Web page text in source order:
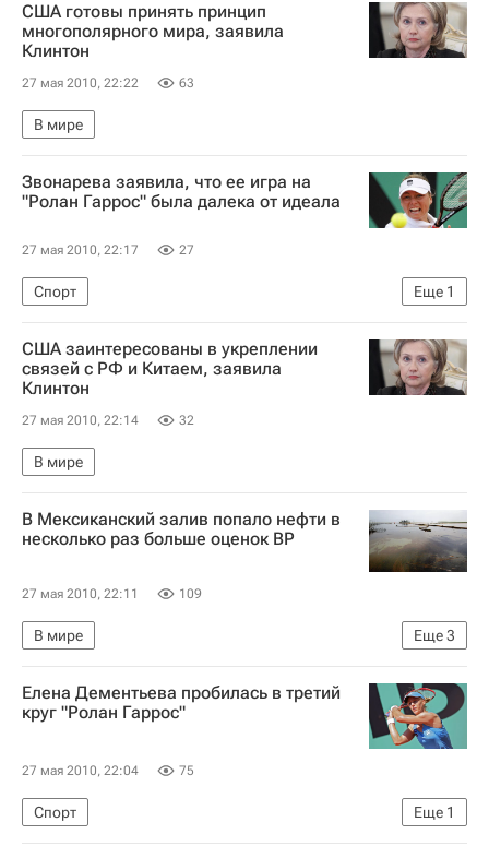
США готовы принять принцип
многополярного мира, заявила
Клинтон
27 мая 2010, 22:22 63
В мире
Звонарева заявила, что ее игра на
"Ролан Гаррос" была далека от идеала
27 мая 2010, 22:17 27
Еще 1
Спорт
Открытый чемпионат Франции по теннису-2010
США заинтересованы в укреплении
связей с РФ и Китаем, заявила
Клинтон
27 мая 2010, 22:14 32
В мире
В Мексиканский залив попало нефти в
несколько раз больше оценок BP
27 мая 2010, 22:11 109
Еще3
В мире
Ликвидация разлива нефти в Мексиканском заливе
Экология
Наука
Елена Дементьева пробилась в третий
круг "Ролан Гаррос"
27 мая 2010, 22:04 75
Еще 1
Спорт
Открытый чемпионат Франции по теннису-2010